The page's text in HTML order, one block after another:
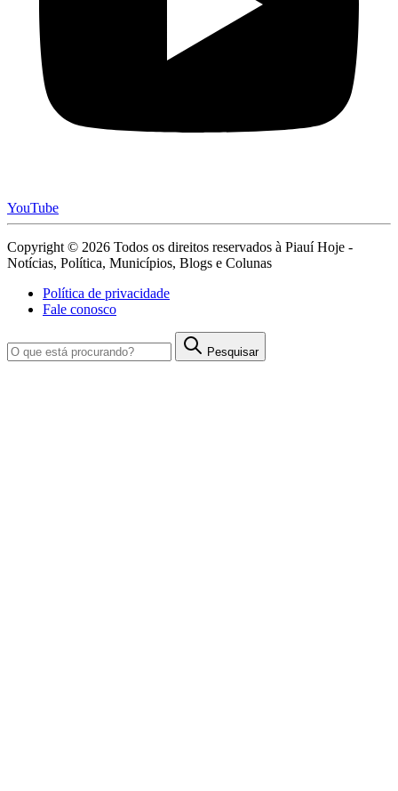
YouTube
Copyright © 2026 Todos os direitos reservados à Piauí Hoje -
Notícias, Política, Municípios, Blogs e Colunas
Política de privacidade
Fale conosco
Pesquisar